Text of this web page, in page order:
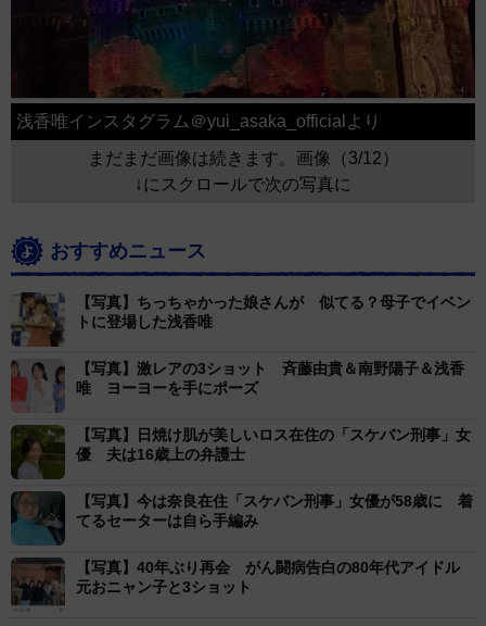
浅香唯インスタグラム＠yui_asaka_officialより
まだまだ画像は続きます。画像（3/12）
↓にスクロールで次の写真に
おすすめニュース
【写真】ちっちゃかった娘さんが 似てる？母子でイベン
トに登場した浅香唯
【写真】激レアの3ショット 斉藤由貴＆南野陽子＆浅香
唯 ヨーヨーを手にポーズ
【写真】日焼け肌が美しいロス在住の「スケバン刑事」女
優 夫は16歳上の弁護士
【写真】今は奈良在住「スケバン刑事」女優が58歳に 着
てるセーターは自ら手編み
【写真】40年ぶり再会 がん闘病告白の80年代アイドル
元おニャン子と3ショット